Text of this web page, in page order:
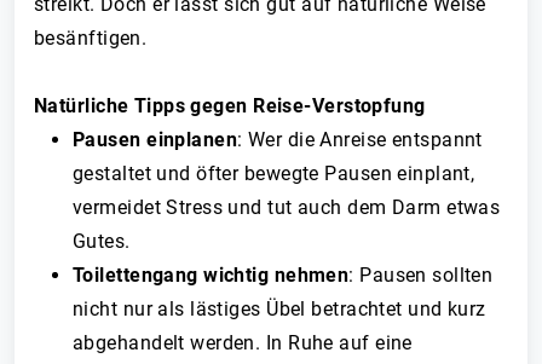
besänftigen.
Natürliche Tipps gegen Reise-Verstopfung
Pausen einplanen: Wer die Anreise entspannt
gestaltet und öfter bewegte Pausen einplant,
vermeidet Stress und tut auch dem Darm etwas
Gutes.
Toilettengang wichtig nehmen: Pausen sollten
nicht nur als lästiges Übel betrachtet und kurz
abgehandelt werden. In Ruhe auf eine